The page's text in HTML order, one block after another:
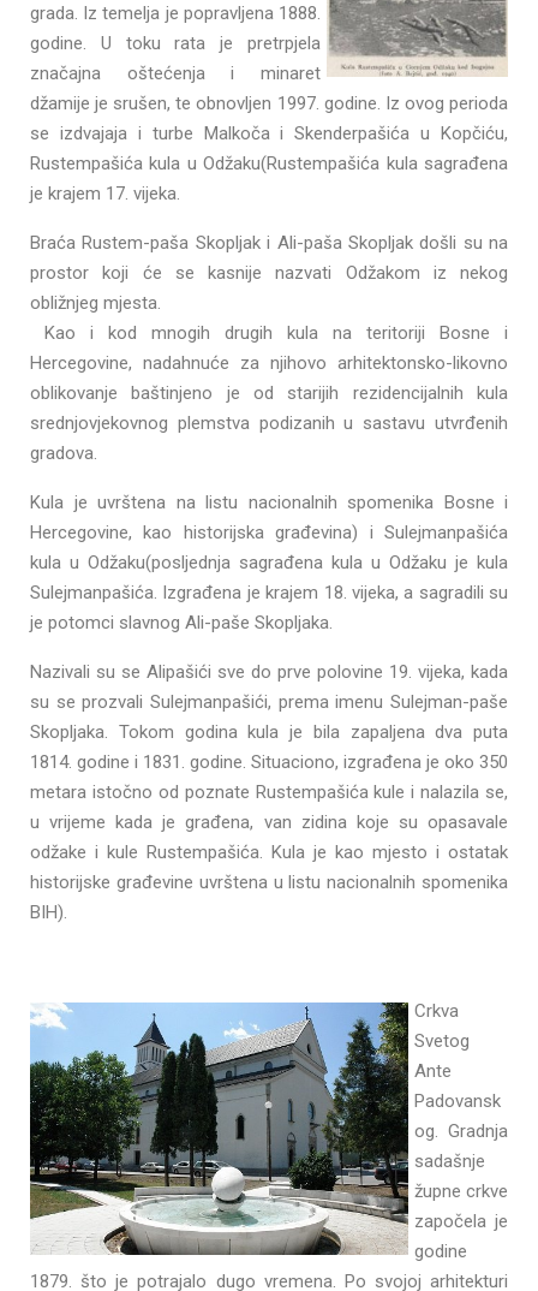
grada. Iz temelja je popravljena 1888.
godine. U toku rata je pretrpjela
značajna oštećenja i minaret
džamije je srušen, te obnovljen 1997. godine. Iz ovog perioda
se izdvajaja i turbe Malkoča i Skenderpašića u Kopčiću,
Rustempašića kula u Odžaku(Rustempašića kula sagrađena
je krajem 17. vijeka.
Braća Rustem-paša Skopljak i Ali-paša Skopljak došli su na
prostor koji će se kasnije nazvati Odžakom iz nekog
obližnjeg mjesta.
Kao i kod mnogih drugih kula na teritoriji Bosne i
Hercegovine, nadahnuće za njihovo arhitektonsko-likovno
oblikovanje baštinjeno je od starijih rezidencijalnih kula
srednjovjekovnog plemstva podizanih u sastavu utvrđenih
gradova.
Kula je uvrštena na listu nacionalnih spomenika Bosne i
Hercegovine, kao historijska građevina) i Sulejmanpašića
kula u Odžaku(posljednja sagrađena kula u Odžaku je kula
Sulejmanpašića. Izgrađena je krajem 18. vijeka, a sagradili su
je potomci slavnog Ali-paše Skopljaka.
Nazivali su se Alipašići sve do prve polovine 19. vijeka, kada
su se prozvali Sulejmanpašići, prema imenu Sulejman-paše
Skopljaka. Tokom godina kula je bila zapaljena dva puta
1814. godine i 1831. godine. Situaciono, izgrađena je oko 350
metara istočno od poznate Rustempašića kule i nalazila se,
u vrijeme kada je građena, van zidina koje su opasavale
odžake i kule Rustempašića. Kula je kao mjesto i ostatak
historijske građevine uvrštena u listu nacionalnih spomenika
BIH).
Crkva
Svetog
Ante
Padovansk
og. Gradnja
sadašnje
župne crkve
započela je
godine
1879. što je potrajalo dugo vremena. Po svojoj arhitekturi